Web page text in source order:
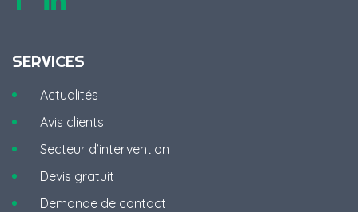
SERVICES
Actualités
Avis clients
Secteur d’intervention
Devis gratuit
Demande de contact